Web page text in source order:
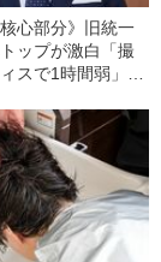
核心部分》旧統一
ップが激白「撮
スで1時間弱」